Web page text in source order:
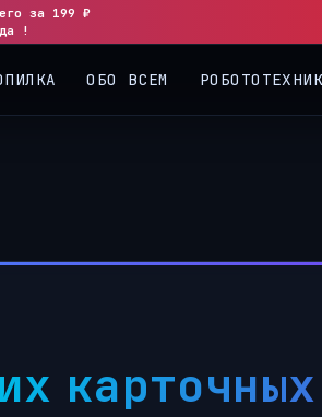
за 199 ₽
!
карточных